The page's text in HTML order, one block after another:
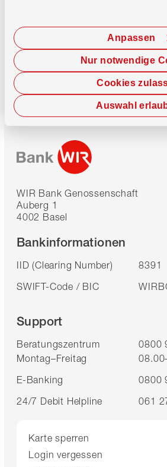
Cookies
Anpassen
Auswahl
Nur notwendige
Jetzt chatten
WIR Bank Genossenschaft
Auberg 1
4002 Basel
Bankinformationen
IID (Clearing Number)
8391
SWIFT-Code / BIC
Support
Beratungszentrum
0800
Montag–Freitag
E-Banking
0800
24/7 Debit Helpline
061
Karte sperren
Login vergessen